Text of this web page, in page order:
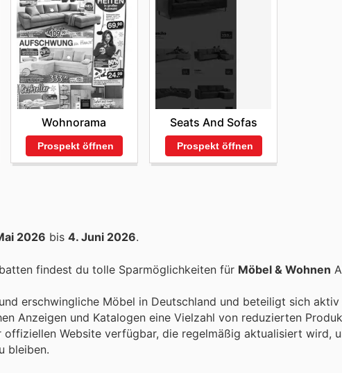
Wohnorama
Prospekt öffnen
Seats And Sofas
Prospekt öffnen
2026 bis 4. Juni 2026.
findest du tolle Sparmöglichkeiten für Möbel & Wohnen
erschwingliche Möbel in Deutschland und beteiligt sich aktiv
Anzeigen und Katalogen eine Vielzahl von reduzierten
Website verfügbar, die regelmäßig aktualisiert wird,
bleiben.